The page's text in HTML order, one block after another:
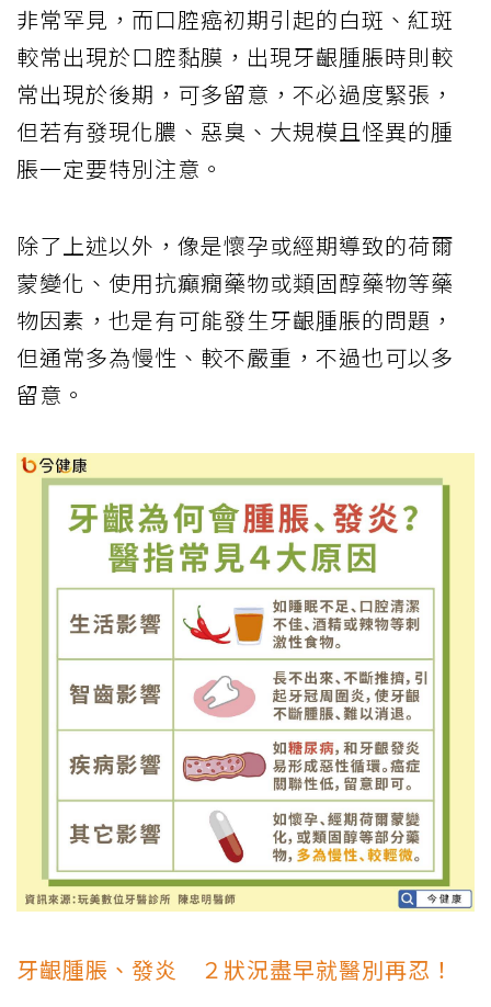
非常罕見，而口腔癌初期引起的白斑、紅斑
較常出現於口腔黏膜，出現牙齦腫脹時則較
常出現於後期，可多留意，不必過度緊張，
但若有發現化膿、惡臭、大規模且怪異的腫
脹一定要特別注意。
除了上述以外，像是懷孕或經期導致的荷爾
蒙變化、使用抗癲癇藥物或類固醇藥物等藥
物因素，也是有可能發生牙齦腫脹的問題，
但通常多為慢性、較不嚴重，不過也可以多
留意。
牙齦腫脹、發炎 ２狀況盡早就醫別再忍！